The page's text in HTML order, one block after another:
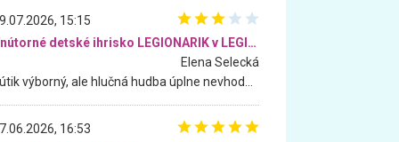
15:15
Vnútorné detské ihrisko LEGIONARIK v LEGIA Fitness
Elena Selecká
16:53